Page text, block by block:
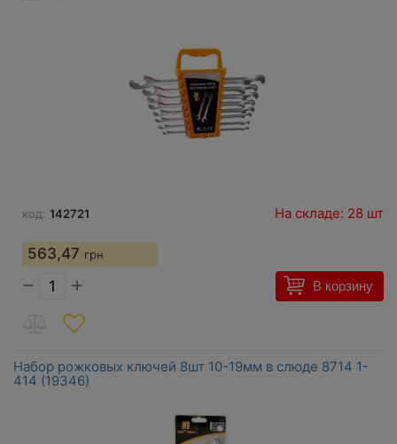
код: 142721 На складе: 28 шт
563,47 грн
− + В корзину
Набор рожковых ключей 8шт 10-19мм в слюде 8714 1-
414 (19346)